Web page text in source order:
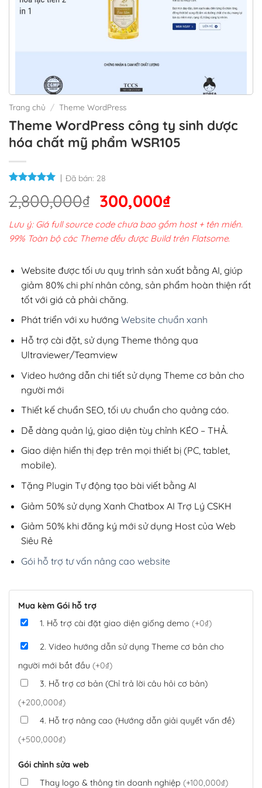
Trang chủ / Theme WordPress
Theme WordPress công ty sinh dược
hóa chất mỹ phẩm WSR105
Đã bán: 28
2,800,000₫ Giá
gốc
là:
2,800,000₫.
300,000₫Giá
hiện
tại
300,000₫.
Lưu ý: Giá full source code chưa bao gồm host + tên miền.
99% Toàn bộ các Theme đều được Build trên Flatsome.
Website được tối ưu quy trình sản xuất bằng AI, giúp
giảm 80% chi phí nhân công, sản phẩm hoàn thiện rất
tốt với giá cả phải chăng.
Phát triển với xu hướng Website chuẩn xanh
Hỗ trợ cài đặt, sử dụng Theme thông qua
Ultraviewer/Teamview
Video hướng dẫn chi tiết sử dụng Theme cơ bản cho
người mới
Thiết kế chuẩn SEO, tối ưu chuẩn cho quảng cáo.
Dễ dàng quản lý, giao diện tùy chỉnh KÉO – THẢ.
Giao diện hiển thị đẹp trên mọi thiết bị (PC, tablet,
mobile).
Tặng Plugin Tự động tạo bài viết bằng AI
Giảm 50% sử dụng Xanh Chatbox AI Trợ Lý CSKH
Giảm 50% khi đăng ký mới sử dụng Host của Web
Siêu Rẻ
Gói hỗ trợ tư vấn nâng cao website
Mua kèm Gói hỗ trợ
1. Hỗ trợ cài đặt giao diện giống demo (+0₫)
2. Video hướng dẫn sử dụng Theme cơ bản cho
người mới bắt đầu (+0₫)
3. Hỗ trợ cơ bản (Chỉ trả lời câu hỏi cơ bản)
(+200,000₫)
4. Hỗ trợ nâng cao (Hướng dẫn giải quyết vấn đề)
(+500,000₫)
Gói chỉnh sửa web
Thay logo & thông tin doanh nghiệp (+100,000₫)